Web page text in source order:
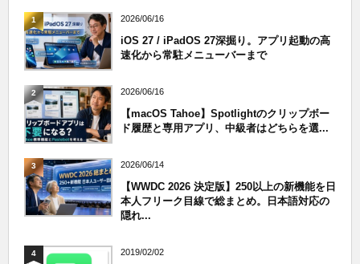
1 2026/06/16
iOS 27 / iPadOS 27深掘り。アプリ起動の高
速化から常駐メニューバーまで
2 2026/06/16
【macOS Tahoe】Spotlightのクリップボー
ド履歴と専用アプリ、中級者はどちらを選...
3 2026/06/14
【WWDC 2026 決定版】250以上の新機能を日
本人フリーク目線で総まとめ。日本語対応の
隠れ...
4 2019/02/02